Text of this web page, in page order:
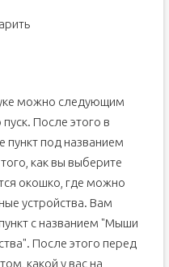
можно следующим
После этого в
под названием
как вы выберите
окошко, где можно
устройства. Вам
с названием "Мыши
После этого перед
какой у вас на